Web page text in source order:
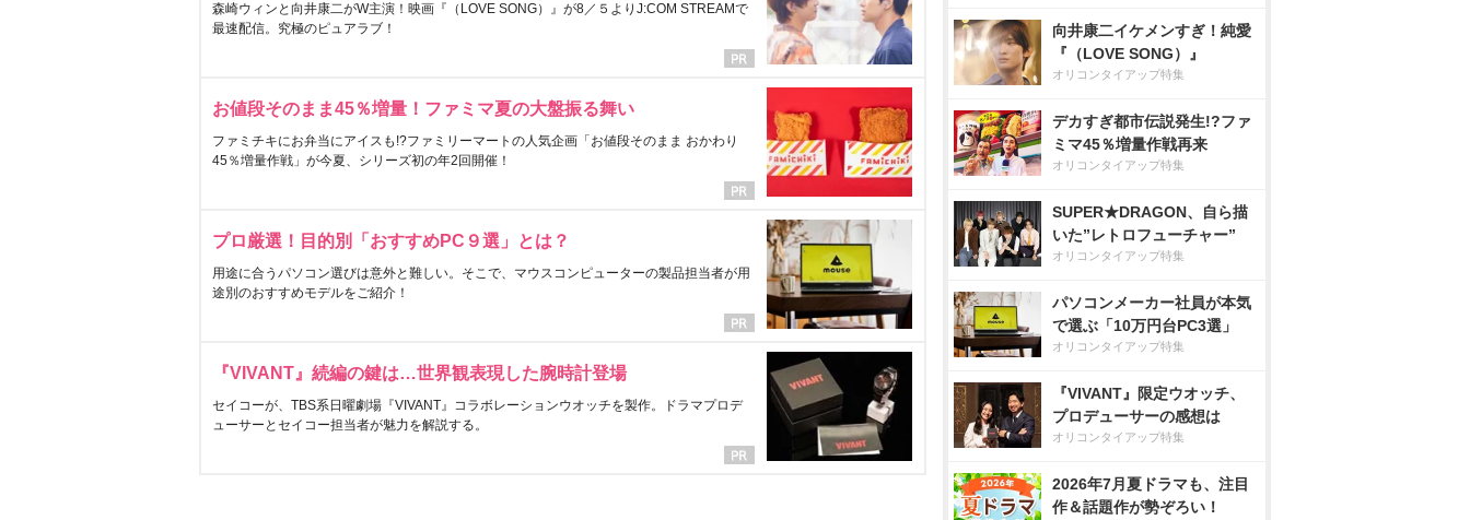
森崎ウィンと向井康二がW主演！映画『（LOVE SONG）』が8／５よりJ:COM STREAMで
最速配信。究極のピュアラブ！
お値段そのまま45％増量！ファミマ夏の大盤振る舞い
ファミチキにお弁当にアイスも!?ファミリーマートの人気企画「お値段そのまま おかわり
45％増量作戦」が今夏、シリーズ初の年2回開催！
プロ厳選！目的別「おすすめPC９選」とは？
用途に合うパソコン選びは意外と難しい。そこで、マウスコンピューターの製品担当者が用
途別のおすすめモデルをご紹介！
『VIVANT』続編の鍵は…世界観表現した腕時計登場
セイコーが、TBS系日曜劇場『VIVANT』コラボレーションウオッチを製作。ドラマプロデ
ューサーとセイコー担当者が魅力を解説する。
向井康二イケメンすぎ！純愛
『（LOVE SONG）』
オリコンタイアップ特集
デカすぎ都市伝説発生!?ファ
ミマ45％増量作戦再来
オリコンタイアップ特集
SUPER★DRAGON、自ら描
いた”レトロフューチャー”
オリコンタイアップ特集
パソコンメーカー社員が本気
で選ぶ「10万円台PC3選」
オリコンタイアップ特集
『VIVANT』限定ウオッチ、
プロデューサーの感想は
オリコンタイアップ特集
2026年7月夏ドラマも、注目
作＆話題作が勢ぞろい！